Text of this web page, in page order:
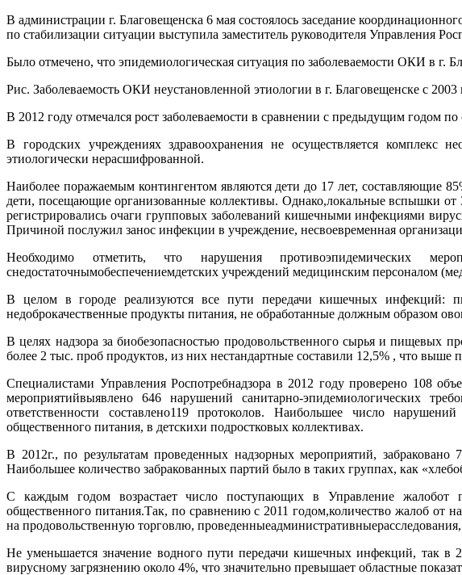
В администрации г. Благовещенска 6 мая состоялось заседание
по стабилизации ситуации выступила заместитель руководителя Управления
Было отмечено, что эпидемиологическая ситуация по заболеваемости ОКИ в г.
Рис. Заболеваемость ОКИ неустановленной этиологии в г. Благовещенске с
В 2012 году отмечался рост заболеваемости в сравнении с предыдущим годом
В городских учреждениях здравоохранения не осуществляется комплекс
этиологически нерасшифрованной.
Наиболее поражаемым контингентом являются дети до 17 лет, составляющие
дети, посещающие организованные коллективы. Однако,локальные вспышки
регистрировались очаги групповых заболеваний кишечными инфекциями
Причиной послужил занос инфекции в учреждение, несвоевременная
Необходимо отметить, что нарушения противоэпидемических
снедостаточнымобеспечениемдетских учреждений медицинским персоналом
В целом в городе реализуются все пути передачи кишечных инфекций:
недоброкачественные продукты питания, не обработанные должным образом
В целях надзора за биобезопасностью продовольственного сырья и пищевых
более 2 тыс. проб продуктов, из них нестандартные составили 12,5% , что выше
Специалистами Управления Роспотребнадзора в 2012 году проверено 108
мероприятийвыявлено 646 нарушений санитарно-эпидемиологических
ответственности составлено119 протоколов. Наибольшее число
общественного питания, в детскихи подростковых коллективах.
В 2012г., по результатам проведенных надзорных мероприятий,
Наибольшее количество забракованных партий было в таких группах, как
С каждым годом возрастает число поступающих в Управление жалобот
общественного питания.Так, по сравнению с 2011 годом,количество жалоб от
на продовольственную торговлю,
Не уменьшается значение водного пути передачи кишечных инфекций, так в
вирусному загрязнению около 4%, что значительно превышает областные